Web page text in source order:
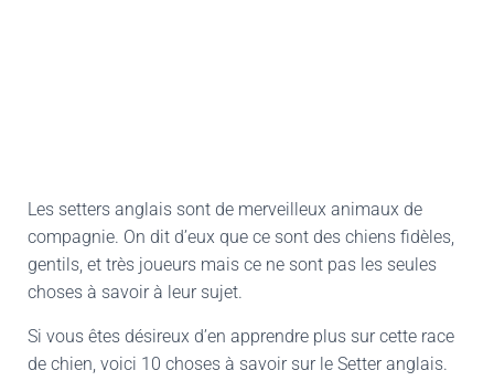
Les setters anglais sont de merveilleux animaux de
compagnie. On dit d’eux que ce sont des chiens fidèles,
gentils, et très joueurs mais ce ne sont pas les seules
choses à savoir à leur sujet.
Si vous êtes désireux d’en apprendre plus sur cette race
de chien, voici 10 choses à savoir sur le Setter anglais.